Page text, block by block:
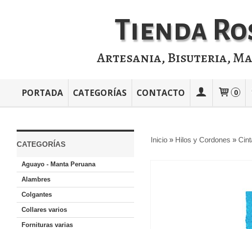
Tienda
Artesania, Bisuteria,
PORTADA CATEGORÍAS CONTACTO 0
CATEGORÍAS
Aguayo - Manta Peruana
Alambres
Colgantes
Collares varios
Fornituras varias
Inicio» Hilos y Cordones »